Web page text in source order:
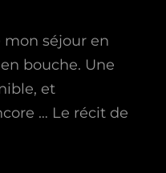
séjour en
bouche. Une
et
… Le récit de